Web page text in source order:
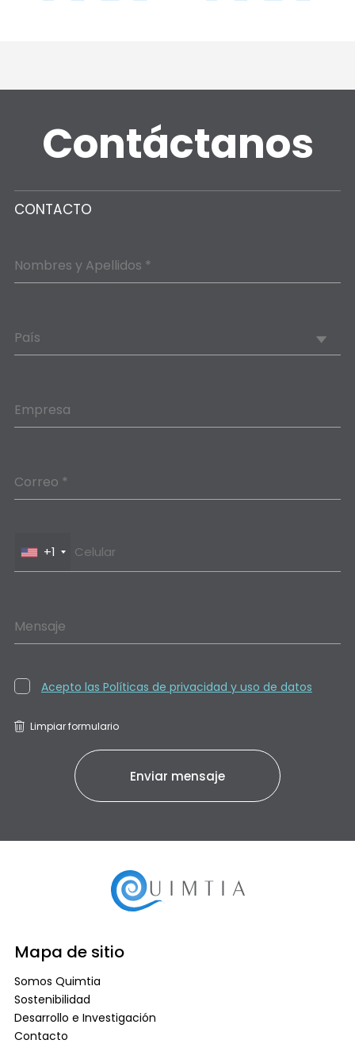
Contáctanos
CONTACTO
Nombres y Apellidos *
País
Empresa
Correo *
+1
Mensaje
Acepto las Políticas de privacidad y uso de datos
Limpiar formulario
Mapa de sitio
Somos Quimtia
Sostenibilidad
Desarrollo e Investigación
Contacto